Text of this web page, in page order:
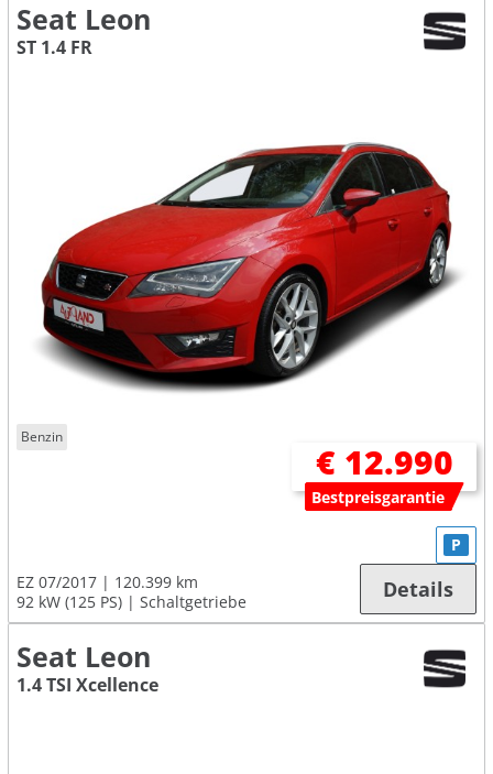
Seat Leon
ST 1.4 FR
Benzin
€ 12.990
Bestpreisgarantie
EZ 07/2017
120.399 km
92 kW (125 PS)
Schaltgetriebe
P
Details
Seat Leon
1.4 TSI Xcellence